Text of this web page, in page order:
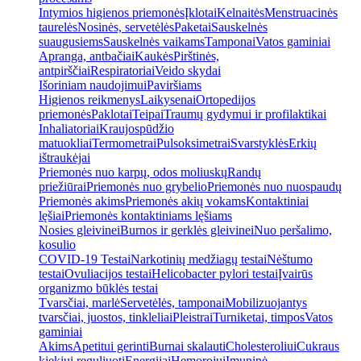
Intymios higienos priemonėsĮklotaiKelnaitėsMenstruacinės
taurelėsNosinės, servetėlėsPaketaiSauskelnės
suaugusiemsSauskelnės vaikamsTamponaiVatos gaminiai
Apranga, antbačiaiKaukėsPirštinės,
antpirščiaiRespiratoriaiVeido skydai
Išoriniam naudojimuiPaviršiams
Higienos reikmenysLaikysenaiOrtopedijos
priemonėsPaklotaiTeipaiTraumų gydymui ir profilaktikai
InhaliatoriaiKraujospūdžio
matuokliaiTermometraiPulsoksimetraiSvarstyklėsErkių
ištraukėjai
Priemonės nuo karpų, odos moliuskųRandų
priežiūraiPriemonės nuo grybelioPriemonės nuo nuospaudų
Priemonės akimsPriemonės akių vokamsKontaktiniai
lęšiaiPriemonės kontaktiniams lęšiams
Nosies gleivineiBurnos ir gerklės gleivineiNuo peršalimo,
kosulio
COVID-19 TestaiNarkotinių medžiagų testaiNėštumo
testaiOvuliacijos testaiHelicobacter pylori testaiĮvairūs
organizmo būklės testai
Tvarsčiai, marlėServetėlės, tamponaiMobilizuojantys
tvarsčiai, juostos, tinkleliaiPleistraiTurniketai, timposVatos
gaminiai
AkimsApetitui gerintiBurnai skalautiCholesteroliuiCukraus